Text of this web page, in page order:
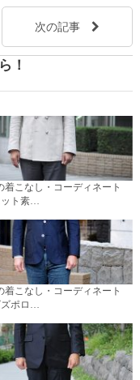
次の記事
！
着こなし・コーディネート
ット素…
着こなし・コーディネート
ズポロ…